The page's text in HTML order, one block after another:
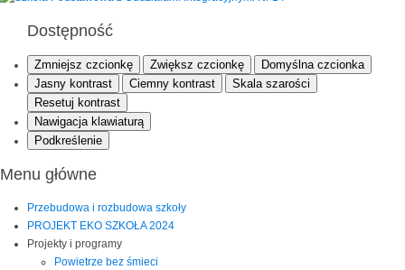
Dostępność
Zmniejsz czcionkę Zwiększ czcionkę
Domyślna czcionka
Jasny kontrast
Ciemny kontrast
Skala szarości
Resetuj kontrast
Nawigacja klawiaturą
Podkreślenie
Menu główne
Przebudowa i rozbudowa szkoły
PROJEKT EKO SZKOŁA 2024
Projekty i programy
Powietrze bez śmieci